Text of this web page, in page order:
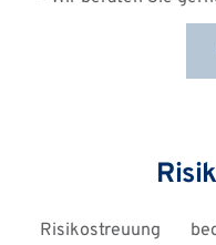
Risikostreuung